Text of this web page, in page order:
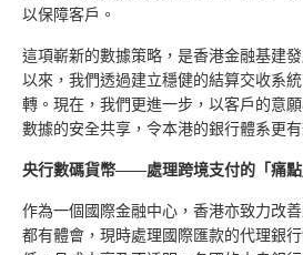
以保障客戶。
這項嶄新的數據策略，是香港金融基建
以來，我們透過建立穩健的結算交收系
轉。現在，我們更進一步，以客戶的意
數據的安全共享，令本港的銀行體系更
央行數碼貨幣——處理跨境支付的「痛點
作為一個國際金融中心，香港亦致力改
都有體會，現時處理國際匯款的代理銀